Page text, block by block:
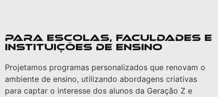
Para Escolas, Faculdades e
Instituições de Ensino
Projetamos programas personalizados que renovam o
ambiente de ensino, utilizando abordagens criativas
para captar o interesse dos alunos da Geração Z e